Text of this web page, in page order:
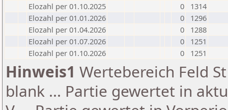
Elozahl per 01.10.2025
0
1314
Elozahl per 01.01.2026
0
1296
Elozahl per 01.04.2026
0
1288
Elozahl per 01.07.2026
0
1251
Elozahl per 01.10.2026
0 1251
Hinweis1 Wertebereich Feld
blank ... Partie gewertet in